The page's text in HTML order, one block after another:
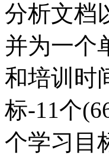
分析文档
并为一个
和培训时
标-11个
个学习目